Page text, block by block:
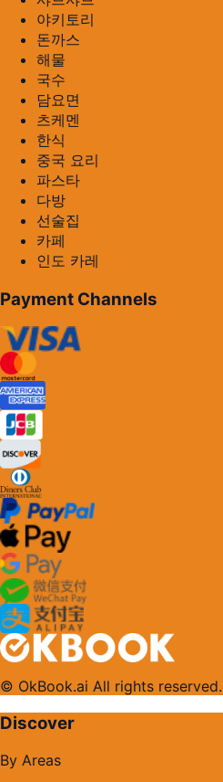
야키토리
돈까스
해물
국수
담요면
츠케멘
한식
중국 요리
파스타
다방
선술집
카페
인도 카레
Payment Channels
© OkBook.ai All rights reserved.
Discover
By Areas